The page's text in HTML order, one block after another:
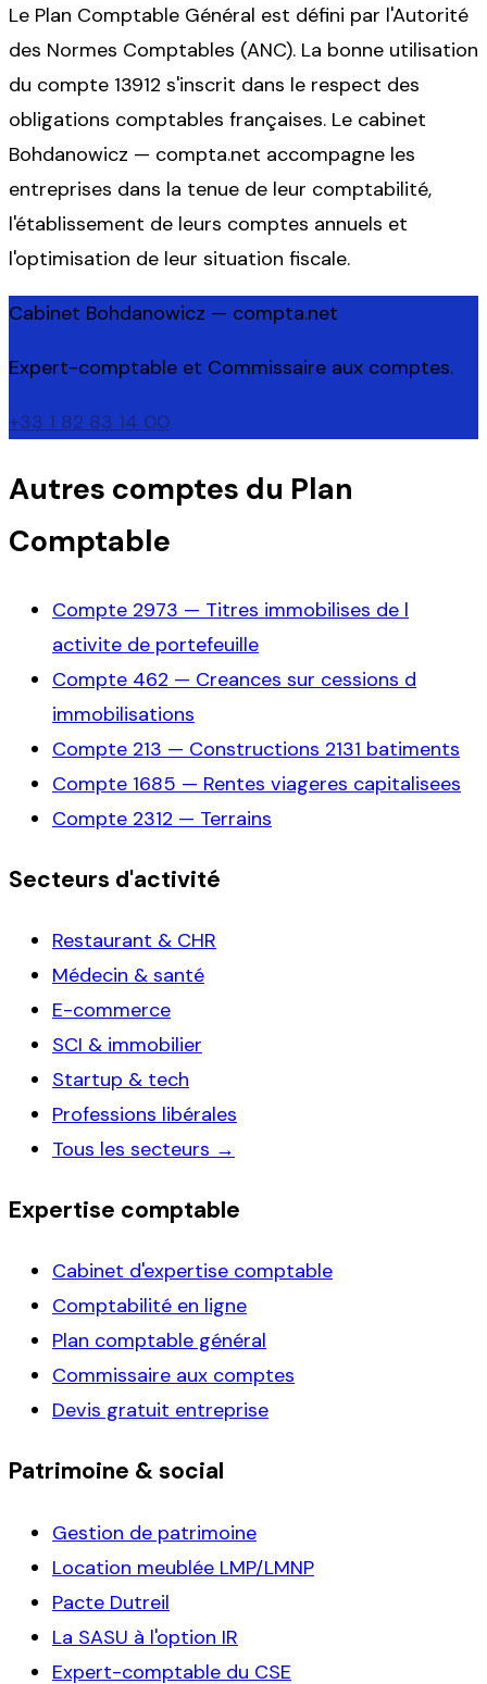
Le Plan Comptable Général est défini par l'Autorité
des Normes Comptables (ANC). La bonne utilisation
du compte 13912 s'inscrit dans le respect des
obligations comptables françaises. Le cabinet
Bohdanowicz — compta.net accompagne les
entreprises dans la tenue de leur comptabilité,
l'établissement de leurs comptes annuels et
l'optimisation de leur situation fiscale.
Cabinet Bohdanowicz — compta.net
Expert-comptable et Commissaire aux comptes.
+33 1 82 83 14 00
Autres comptes du Plan
Comptable
Compte 2973 — Titres immobilises de l
activite de portefeuille
Compte 462 — Creances sur cessions d
immobilisations
Compte 213 — Constructions 2131 batiments
Compte 1685 — Rentes viageres capitalisees
Compte 2312 — Terrains
Secteurs d'activité
Restaurant & CHR
Médecin & santé
E-commerce
SCI & immobilier
Startup & tech
Professions libérales
Tous les secteurs →
Expertise comptable
Cabinet d'expertise comptable
Comptabilité en ligne
Plan comptable général
Commissaire aux comptes
Devis gratuit entreprise
Patrimoine & social
Gestion de patrimoine
Location meublée LMP/LMNP
Pacte Dutreil
La SASU à l'option IR
Expert-comptable du CSE